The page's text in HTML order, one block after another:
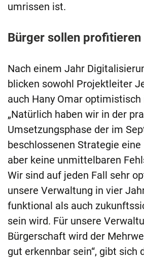
umrissen ist.
Bürger sollen profitieren
Nach einem Jahr
blicken sowohl Projektleiter
auch Hany Omar
„Natürlich haben wir in der
Umsetzungsphase der im
beschlossenen Strategie
aber keine unmittelbaren
Wir sind auf jeden Fall sehr
unsere Verwaltung in vier
funktional als auch
sein wird. Für unsere
Bürgerschaft wird der
gut erkennbar sein“, gibt sich